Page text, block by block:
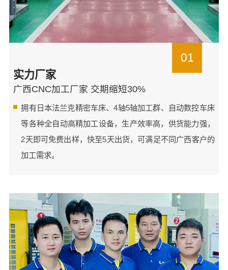
01
实力厂家
广西CNC加工厂家 交期缩短30%
拥有日本法兰克精密车床、4轴5轴加工群、自动数控车床
等各种全自动高精加工设备，生产效率高，供货能力强，
2天即可免费出样，快至5天出货，可满足不同广西客户的
加工需求。